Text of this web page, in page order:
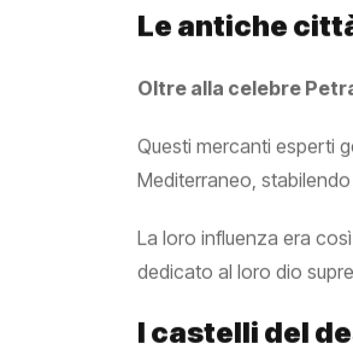
Le antiche
Oltre alla celebre
Questi mercanti esperti
Mediterraneo,
La loro influenza era
dedicato al loro dio
I castelli del